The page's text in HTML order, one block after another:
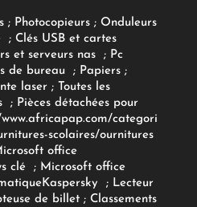
; Photocopieurs; Onduleurs
; Clés USB et cartes
et serveurs nas ; Pc
de bureau ; Papiers;
laser; Toutes les
; Pièces détachées pour
categori
scolaires/ournitures
office
clé; Microsoft office
Kaspersky ; Lecteur
de billet; Classements